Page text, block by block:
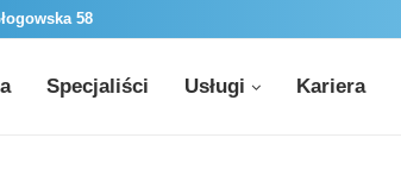
58
Specjaliści Usługi Kariera